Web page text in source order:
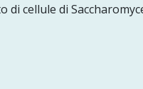
cellule di